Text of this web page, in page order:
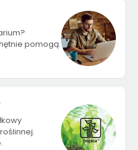
pomogą.